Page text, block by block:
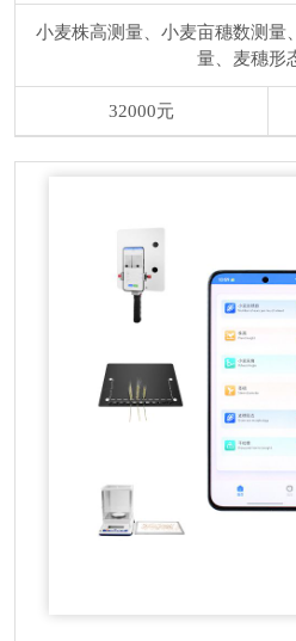
小麦株高测量、小麦亩穗数测量
量、麦穗形
32000元